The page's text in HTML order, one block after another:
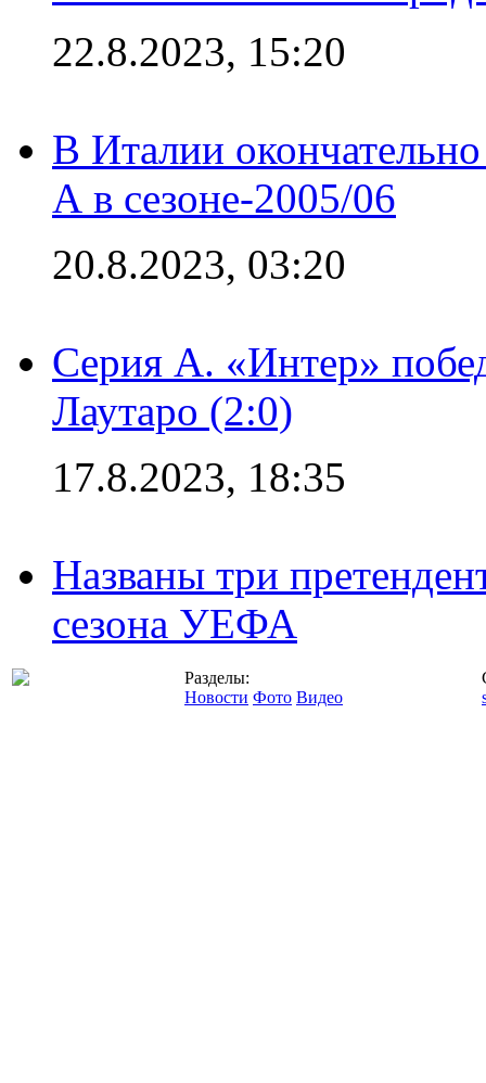
22.8.2023, 15:20
В Италии
А в сезоне-2005/06
20.8.2023, 03:20
Серия А. «Интер»
Лаутаро (2:0)
17.8.2023, 18:35
Названы три
сезона УЕФА
Разделы:
Новости Фото Видео